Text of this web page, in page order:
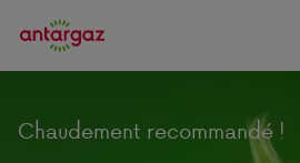
Chaudement recommandé !